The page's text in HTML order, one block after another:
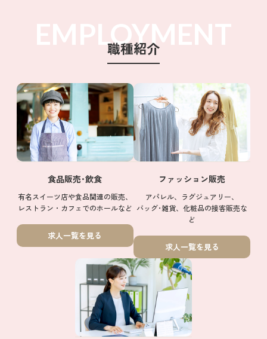
EMPLOYMENT
職種紹介
食品販売･飲食
有名スイーツ店や食品関連の販売、
レストラン・カフェでのホールなど
求人一覧を見る
ファッション販売
アパレル、ラグジュアリー、
バッグ･雑貨、化粧品の接客販売な
ど
求人一覧を見る